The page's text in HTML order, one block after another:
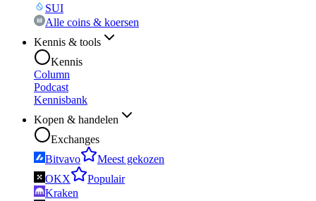
SUI
Alle coins & koersen
Kennis & tools
Kennis
Column
Podcast
Kennisbank
Kopen & handelen
Exchanges
Bitvavo
Meest gekozen
OKX
Populair
Kraken